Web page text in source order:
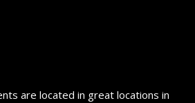
are located in great locations in